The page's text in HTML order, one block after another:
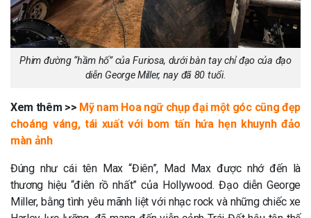
Phim đường “hầm hố” của Furiosa, dưới bàn tay chỉ đạo của đạo
diễn George Miller, nay đã 80 tuổi.
Xem thêm >> Mỹ nam Hoa ngữ chụp đại một góc cũng đẹp
choáng váng, tái xuất với bom tấn hứa hẹn khuynh đảo
màn ảnh
Đúng như cái tên Max “Điên”, Mad Max được nhớ đến là
thương hiệu “điên rồ nhất” của Hollywood. Đạo diễn George
Miller, bằng tình yêu mãnh liệt với nhạc rock và những chiếc xe